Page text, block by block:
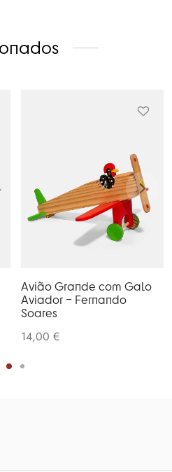
Avião Grande com Galo
Aviador – Fernando
Soares
14,00 €